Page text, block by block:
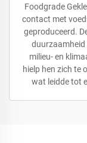
Foodgrade
contact met
geproduceerd.
milieu- en
hielp hen zich te
wat leidde tot